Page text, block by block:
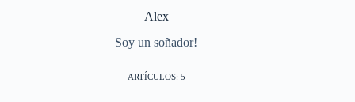
Alex
Soy un soñador!
ARTÍCULOS: 5